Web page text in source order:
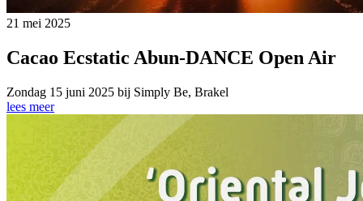
21 mei 2025
Cacao Ecstatic Abun-DANCE Open Air
Zondag 15 juni 2025 bij Simply Be, Brakel
lees meer